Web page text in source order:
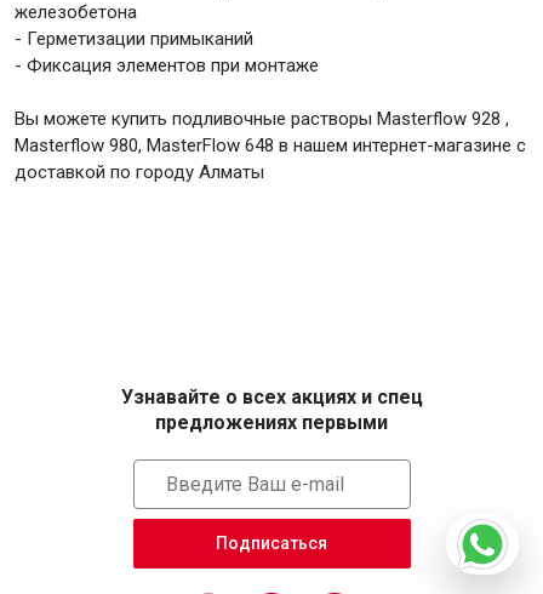
железобетона
- Герметизации примыканий
- Фиксация элементов при монтаже
Вы можете купить подливочные растворы Masterflow 928 ,
Masterflow 980, MasterFlow 648 в нашем интернет-магазине с
доставкой по городу Алматы
Узнавайте о всех акциях и спец
предложениях первыми
Подписаться